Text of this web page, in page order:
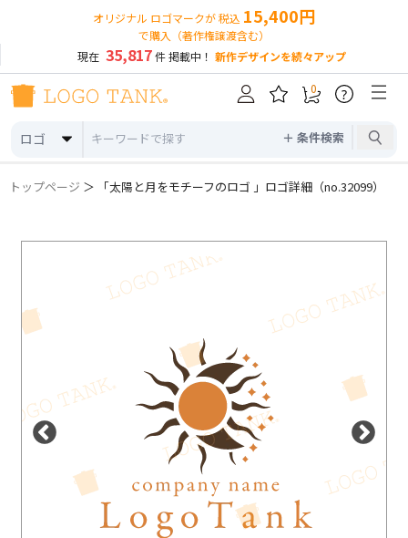
オリジナル ロゴマークが 税込 15,400円
で購入（著作権譲渡含む）
現在 35,817件 掲載中！ 新作デザインを続々アップ
ロゴ ＋ 条件検索
0 ?
トップページ ＞ 「太陽と月をモチーフのロゴ 」ロゴ詳細（no.32099）